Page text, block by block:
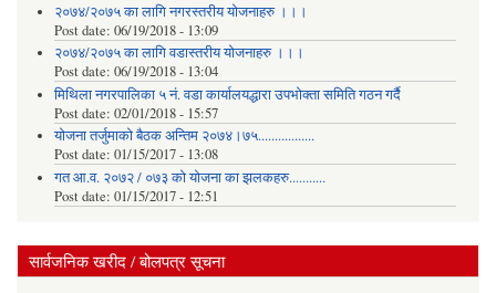
२०७४/२०७५ का लागि नगरस्तरीय योजनाहरु ।।।
Post date: 06/19/2018 - 13:09
२०७४/२०७५ का लागि वडास्तरीय योजनाहरु ।।।
Post date: 06/19/2018 - 13:04
मिथिला नगरपालिका ५ नं. वडा कार्यालयद्धारा उपभोक्ता समिति गठन गर्दै
Post date: 02/01/2018 - 15:57
याेजना तर्जुमाकाे बैठक अन्तिम २०७४।७५.................
Post date: 01/15/2017 - 13:08
गत आ.व. २०७२ / ०७३ को योजना का झलकहरु...........
Post date: 01/15/2017 - 12:51
सार्वजनिक खरीद / बोलपत्र सूचना